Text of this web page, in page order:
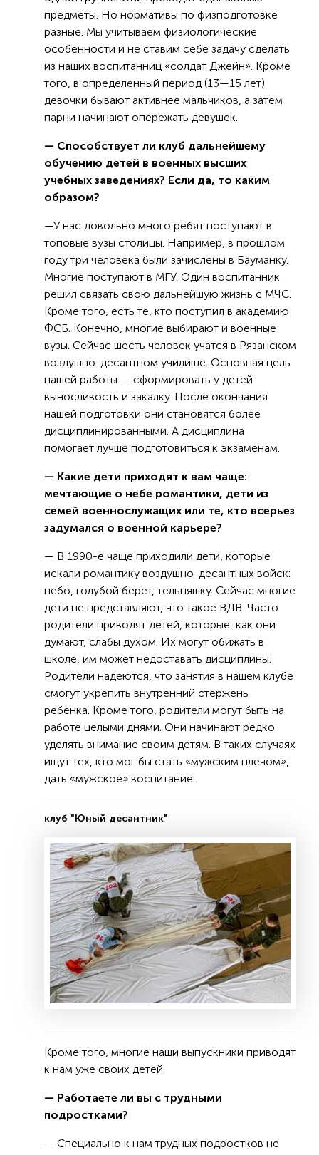
предметы. Но нормативы по физподготовке
разные. Мы учитываем физиологические
особенности и не ставим себе задачу сделать
из наших воспитанниц «солдат Джейн». Кроме
того, в определенный период (13—15 лет)
девочки бывают активнее мальчиков, а затем
парни начинают опережать девушек.
— Способствует ли клуб дальнейшему
обучению детей в военных высших
учебных заведениях? Если да, то каким
образом?
—У нас довольно много ребят поступают в
топовые вузы столицы. Например, в прошлом
году три человека были зачислены в Бауманку.
Многие поступают в МГУ. Один воспитанник
решил связать свою дальнейшую жизнь с МЧС.
Кроме того, есть те, кто поступил в академию
ФСБ. Конечно, многие выбирают и военные
вузы. Сейчас шесть человек учатся в Рязанском
воздушно-десантном училище. Основная цель
нашей работы — сформировать у детей
выносливость и закалку. После окончания
нашей подготовки они становятся более
дисциплинированными. А дисциплина
помогает лучше подготовиться к экзаменам.
— Какие дети приходят к вам чаще:
мечтающие о небе романтики, дети из
семей военнослужащих или те, кто всерьез
задумался о военной карьере?
— В 1990-е чаще приходили дети, которые
искали романтику воздушно-десантных войск:
небо, голубой берет, тельняшку. Сейчас многие
дети не представляют, что такое ВДВ. Часто
родители приводят детей, которые, как они
думают, слабы духом. Их могут обижать в
школе, им может недоставать дисциплины.
Родители надеются, что занятия в нашем клубе
смогут укрепить внутренний стержень
ребенка. Кроме того, родители могут быть на
работе целыми днями. Они начинают редко
уделять внимание своим детям. В таких случаях
ищут тех, кто мог бы стать «мужским плечом»,
дать «мужское» воспитание.
клуб "Юный десантник"
Кроме того, многие наши выпускники приводят
к нам уже своих детей.
— Работаете ли вы с трудными
подростками?
— Специально к нам трудных подростков не